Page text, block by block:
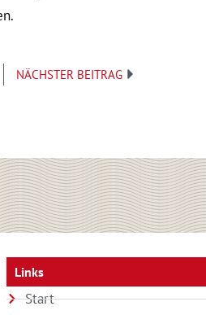
NÄCHSTER BEITRAG Nächster
Links
Start